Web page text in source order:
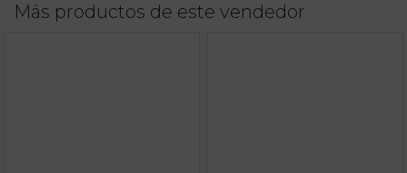
Más productos de este vendedor